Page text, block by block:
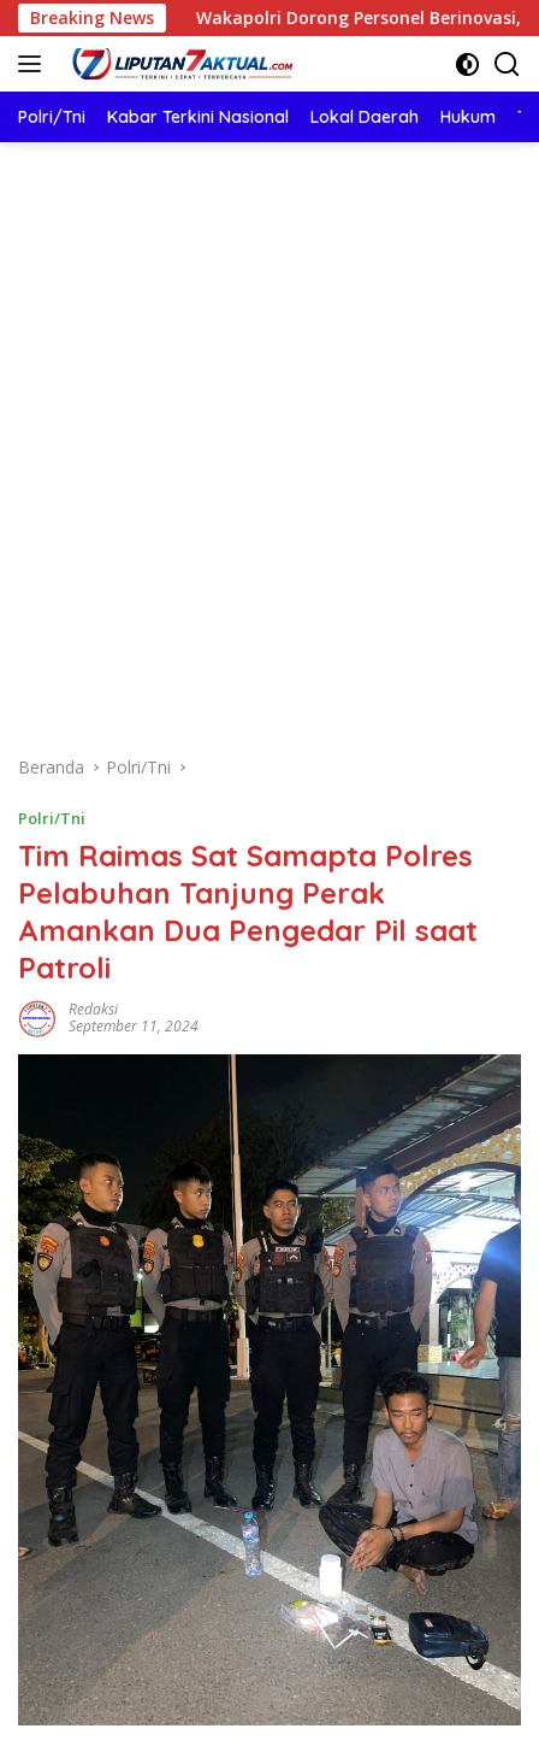
Langsung
ke
konten
Breaking News
Wakapolri Dorong Personel Berinovasi, Bripda
Polri/Tni Kabar Terkini Nasional Lokal Daerah Hukum
Beranda Polri/Tni
Polri/Tni
Tim Raimas Sat Samapta Polres
Pelabuhan Tanjung Perak
Amankan Dua Pengedar Pil saat
Patroli
Redaksi
September 11, 2024